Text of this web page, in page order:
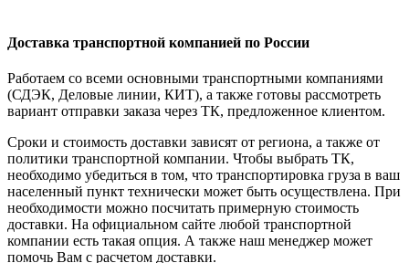
Доставка транспортной компанией по России
Работаем со всеми основными транспортными компаниями
(СДЭК, Деловые линии, КИТ), а также готовы рассмотреть
вариант отправки заказа через ТК, предложенное клиентом.
Сроки и стоимость доставки зависят от региона, а также от
политики транспортной компании. Чтобы выбрать ТК,
необходимо убедиться в том, что транспортировка груза в ваш
населенный пункт технически может быть осуществлена. При
необходимости можно посчитать примерную стоимость
доставки. На официальном сайте любой транспортной
компании есть такая опция. А также наш менеджер может
помочь Вам с расчетом доставки.